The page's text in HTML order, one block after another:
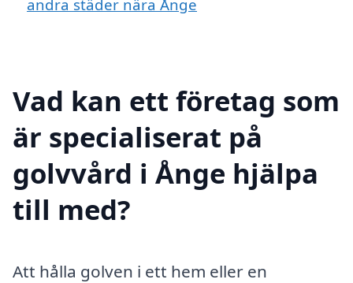
andra städer nära Ånge
Vad kan ett företag som
är specialiserat på
golvvård i Ånge hjälpa
till med?
Att hålla golven i ett hem eller en